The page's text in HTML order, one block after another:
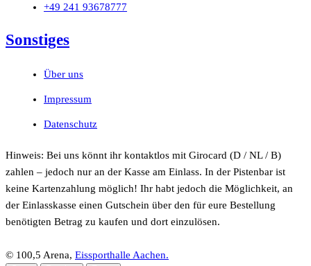
+49 241 93678777
Sonstiges
Über uns
Impressum
Datenschutz
Hinweis: Bei uns könnt ihr kontaktlos mit Girocard (D / NL / B)
zahlen – jedoch nur an der Kasse am Einlass. In der Pistenbar ist
keine Kartenzahlung möglich! Ihr habt jedoch die Möglichkeit, an
der Einlasskasse einen Gutschein über den für eure Bestellung
benötigten Betrag zu kaufen und dort einzulösen.
© 100,5 Arena, Eissporthalle Aachen.